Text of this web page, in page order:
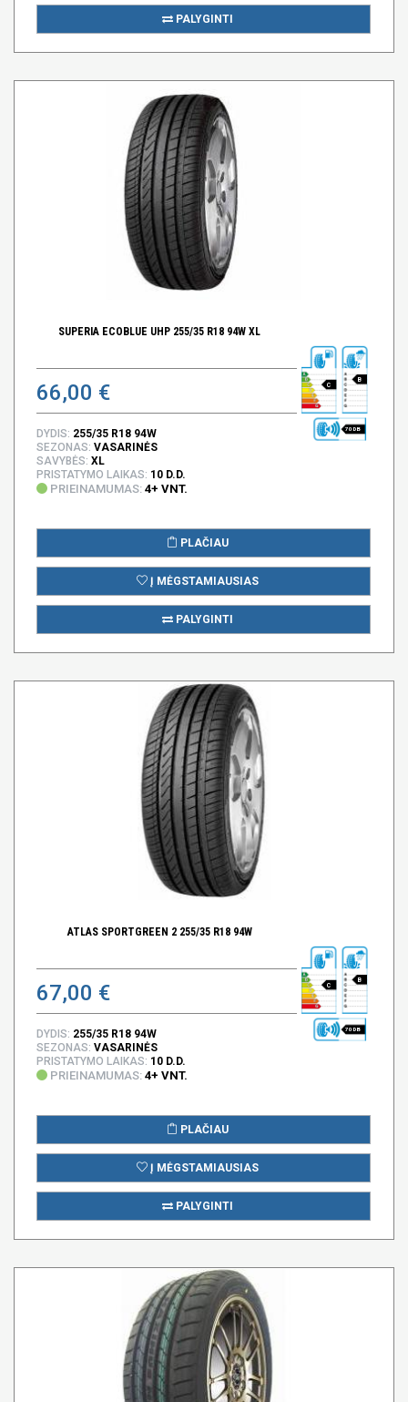
PALYGINTI
SUPERIA ECOBLUE UHP 255/35 R18 94W XL
66,00 € C
B
70 DB
DYDIS: 255/35 R18 94W
SEZONAS: VASARINĖS
SAVYBĖS: XL
PRISTATYMO LAIKAS: 10 D.D.
PRIEINAMUMAS: 4+ VNT.
PLAČIAU
Į MĖGSTAMIAUSIAS
PALYGINTI
ATLAS SPORTGREEN 2 255/35 R18 94W
67,00 € C
B
70 DB
DYDIS: 255/35 R18 94W
SEZONAS: VASARINĖS
PRISTATYMO LAIKAS: 10 D.D.
PRIEINAMUMAS: 4+ VNT.
PLAČIAU
Į MĖGSTAMIAUSIAS
PALYGINTI